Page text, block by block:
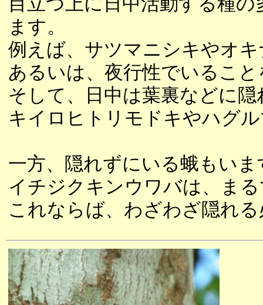
ます。
例えば、サツマニシキやオ
あるいは、夜行性でいるこ
そして、日中は葉裏などに
キイロヒトリモドキやハグ
一方、隠れずにいる蛾もいま
イチジクキンウワバは、ま
これならば、わざわざ隠れ